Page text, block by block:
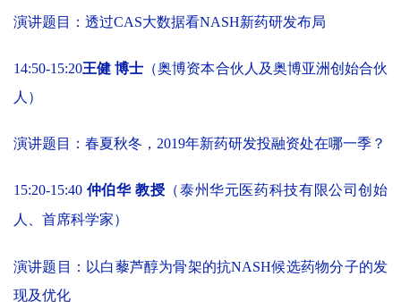
演讲题目：透过CAS大数据看NASH新药研发布局
14:50-15:20王健 博士 （奥博资本合伙人及奥博亚洲创始合伙
人）
演讲题目：春夏秋冬，2019年新药研发投融资处在哪一季？
15:20-15:40 仲伯华 教授 （泰州华元医药科技有限公司创始
人、首席科学家）
演讲题目：以白藜芦醇为骨架的抗NASH候选药物分子的发
现及优化